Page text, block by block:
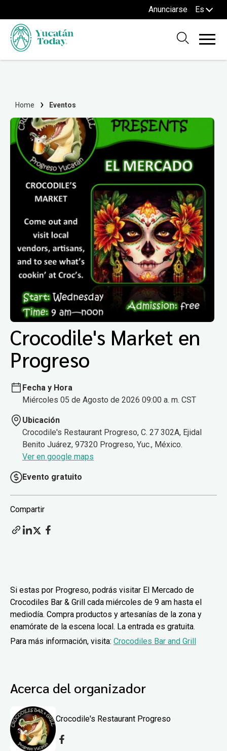
Anunciarse Es
Home Eventos
Crocodile's Market en
Progreso
Fecha y Hora
Miércoles 05 de Agosto de 2026 09:00 a. m. CST
Ubicación
Crocodile's Restaurant Progreso, C. 27 302A, Ejidal
Benito Juárez, 97320 Progreso, Yuc., México.
Ver en google maps
Evento gratuito
Compartir
Si estas por Progreso, podrás visitar El Mercado de
Crocodiles Bar & Grill cada miércoles de 9 am hasta el
mediodía. Compra productos y artesanías de la zona y
enamórate de la escena local. La entrada es gratuita.
Para más información, visita: Crocodiles Bar and Grill
Acerca del organizador
Crocodile's Restaurant Progreso